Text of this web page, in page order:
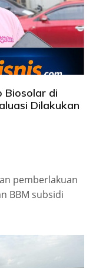
Biosolar di
Dilakukan
pemberlakuan
BBM subsidi